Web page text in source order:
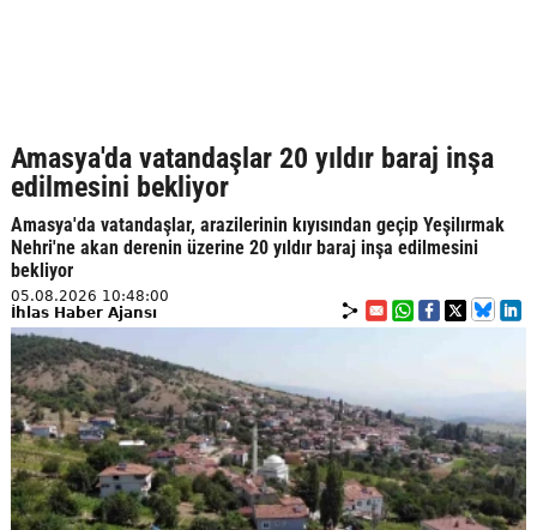
Amasya'da vatandaşlar 20 yıldır baraj inşa
edilmesini bekliyor
Amasya'da vatandaşlar, arazilerinin kıyısından geçip Yeşilırmak
Nehri'ne akan derenin üzerine 20 yıldır baraj inşa edilmesini
bekliyor
05.08.2026 10:48:00
İhlas Haber Ajansı